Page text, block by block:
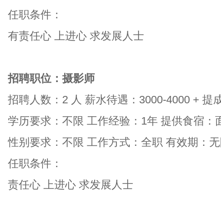
任职条件：
有责任心 上进心 求发展人士
招聘职位：摄影师
招聘人数：2 人 薪水待遇：3000-4000 + 提
学历要求：不限 工作经验：1年 提供食宿：
性别要求：不限 工作方式：全职 有效期：
任职条件：
责任心 上进心 求发展人士